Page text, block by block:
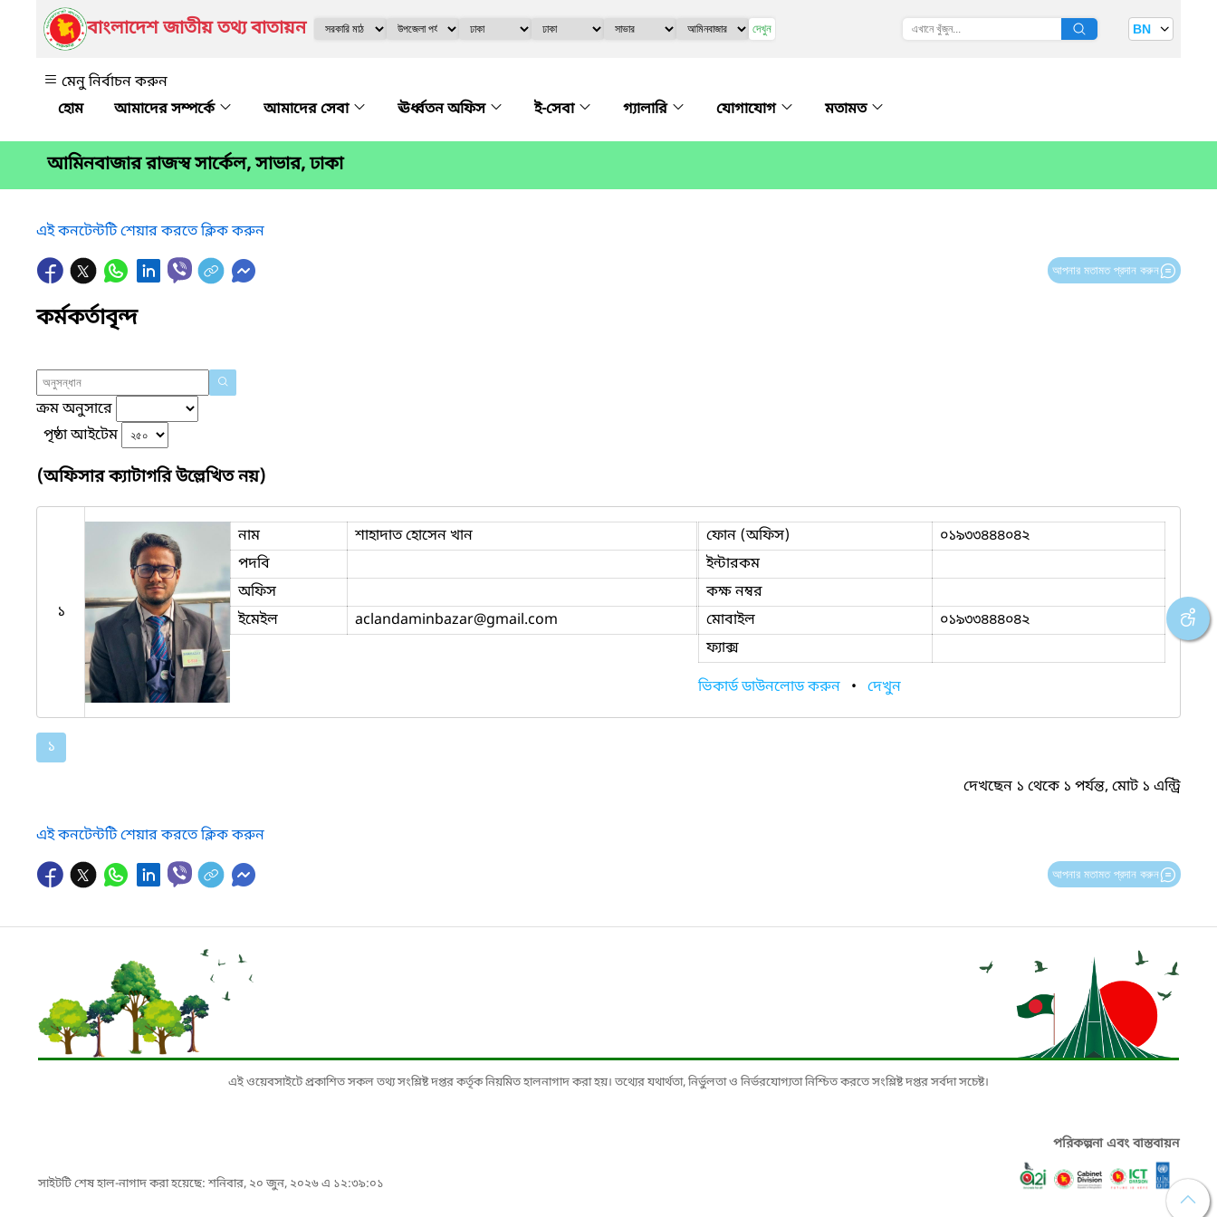
বাংলাদেশ জাতীয় তথ্য বাতায়ন দেখুন BN
মেনু নির্বাচন করুন
আমাদের সম্পর্কে
আমাদের সেবা ঊর্ধ্বতন অফিস ই-সেবা গ্যালারি যোগাযোগ মতামত
আমিনবাজার রাজস্ব সার্কেল, সাভার, ঢাকা
এই কনটেন্টটি শেয়ার করতে ক্লিক করুন
আপনার মতামত প্রদান করুন
কর্মকর্তাবৃন্দ
ক্রম অনুসারে
পৃষ্ঠা আইটেম
(অফিসার ক্যাটাগরি উল্লেখিত নয়)
১
নাম
শাহাদাত হোসেন খান
পদবি
অফিস
ইমেইল
aclandaminbazar@gmail.com
ফোন (অফিস)
০১৯৩৩৪৪৪০৪২
ইন্টারকম
কক্ষ নম্বর
মোবাইল
০১৯৩৩৪৪৪০৪২
ফ্যাক্স
ভিকার্ড ডাউনলোড করুন • দেখুন
১
দেখছেন ১ থেকে ১ পর্যন্ত, মোট ১ এন্ট্রি
এই কনটেন্টটি শেয়ার করতে ক্লিক করুন
আপনার মতামত প্রদান করুন
এই ওয়েবসাইটে প্রকাশিত সকল তথ্য সংশ্লিষ্ট দপ্তর কর্তৃক নিয়মিত হালনাগাদ করা হয়। তথ্যের যথার্থতা, নির্ভুলতা ও নির্ভরযোগ্যতা নিশ্চিত করতে সংশ্লিষ্ট দপ্তর সর্বদা সচেষ্ট।
সাইটটি শেষ হাল-নাগাদ করা হয়েছে: শনিবার, ২০ জুন, ২০২৬ এ ১২:৩৯:০১
পরিকল্পনা এবং বাস্তবায়ন